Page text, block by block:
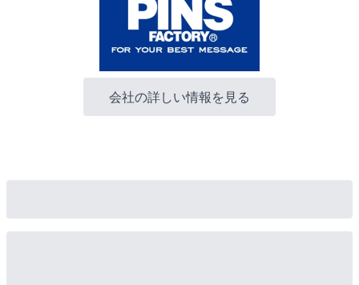
会社の詳しい情報を見る